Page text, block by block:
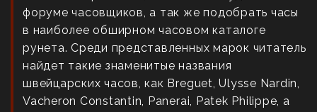
форуме часовщиков, а так же подобрать часы
в наиболее обширном часовом каталоге
рунета. Среди представленных марок читатель
найдет такие знаменитые названия
швейцарских часов, как Breguet, Ulysse Nardin,
Vacheron Constantin, Panerai, Patek Philippe, а